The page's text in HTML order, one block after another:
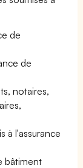
de
de
notaires,
à l'assurance
bâtiment